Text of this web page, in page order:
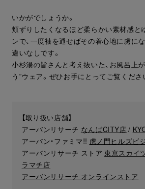
いかがでしょうか。
頬ずりしたくなるほど柔らかい素材感と
ンで、一度袖を通せばその着心地に虜に
違いなしです。
小杉湯の皆さんと考え抜いた、お風呂上
う”ウェア。ぜひお手にとってご覧くださ
【取り扱い店舗】
アーバンリサーチ なんばCITY店 /
アーバン・ファミマ!! 虎ノ門ヒルズビ
アーバンリサーチ ストア東京スカイ
ラマチ店
アーバンリサーチ オンラインストア